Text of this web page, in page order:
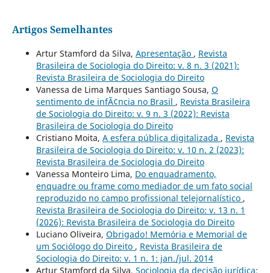
Artigos Semelhantes
Artur Stamford da Silva, Apresentação , Revista
Brasileira de Sociologia do Direito: v. 8 n. 3 (2021):
Revista Brasileira de Sociologia do Direito
Vanessa de Lima Marques Santiago Sousa, O
sentimento de infÃ¢ncia no Brasil , Revista Brasileira
de Sociologia do Direito: v. 9 n. 3 (2022): Revista
Brasileira de Sociologia do Direito
Cristiano Moita, A esfera pública digitalizada , Revista
Brasileira de Sociologia do Direito: v. 10 n. 2 (2023):
Revista Brasileira de Sociologia do Direito
Vanessa Monteiro Lima, Do enquadramento,
enquadre ou frame como mediador de um fato social
reproduzido no campo profissional telejornalístico ,
Revista Brasileira de Sociologia do Direito: v. 13 n. 1
(2026): Revista Brasileira de Sociologia do Direito
Luciano Oliveira, Obrigado! Memória e Memorial de
um Sociólogo do Direito , Revista Brasileira de
Sociologia do Direito: v. 1 n. 1: jan./jul. 2014
Artur Stamford da Silva, Sociologia da decisão jurídica: